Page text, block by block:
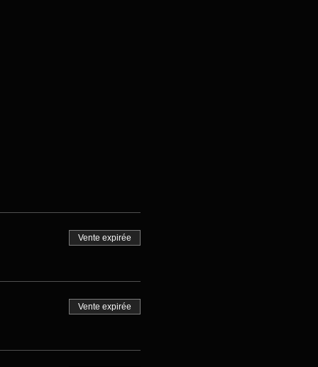
Vente expirée
Vente expirée